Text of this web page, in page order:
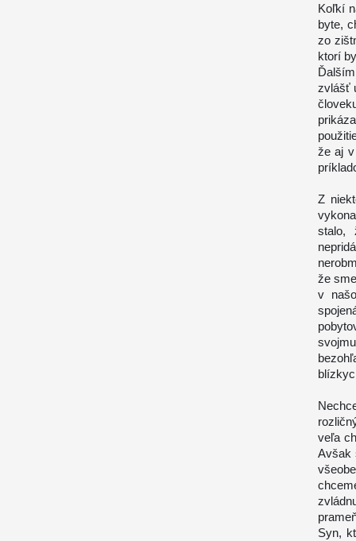
Koľkí
byte,
zo
ktorí
zvlášť
že aj v
Z
stalo,
že
v
veľa
Avšak
Syn,